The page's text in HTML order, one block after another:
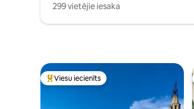
299 vietējie iesaka
Populārs viesu iecienīts mājoklis
Viesu iecienīts